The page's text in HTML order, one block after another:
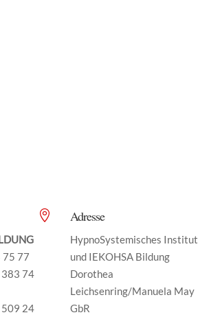
75 77
74
24
 Adresse
HypnoSystemisches Institut
und IEKOHSA Bildung
Dorothea
Leichsenring/Manuela May
GbR